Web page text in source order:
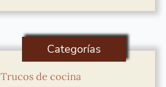
Categorías
Trucos de cocina